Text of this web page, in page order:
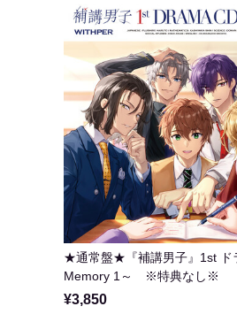
★通常盤★『補講男子』1st ド
Memory 1～ ※特典なし※
¥3,850